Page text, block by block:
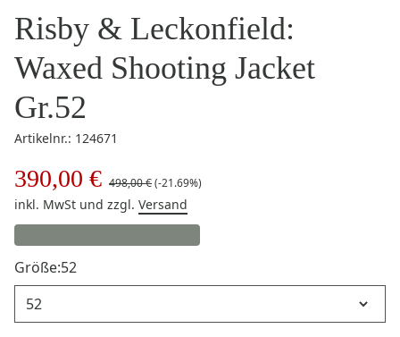
Risby & Leckonfield:
Waxed Shooting Jacket
Gr.52
Artikelnr.: 124671
390,00 € 498,00 €(-21.69%)
inkl. MwSt und zzgl. Versand
Größe:52